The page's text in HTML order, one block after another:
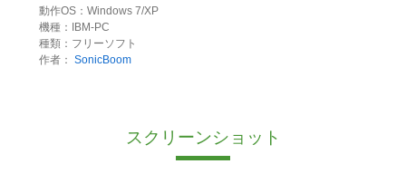
動作OS：Windows 7/XP
機種：IBM-PC
種類：フリーソフト
作者： SonicBoom
スクリーンショット